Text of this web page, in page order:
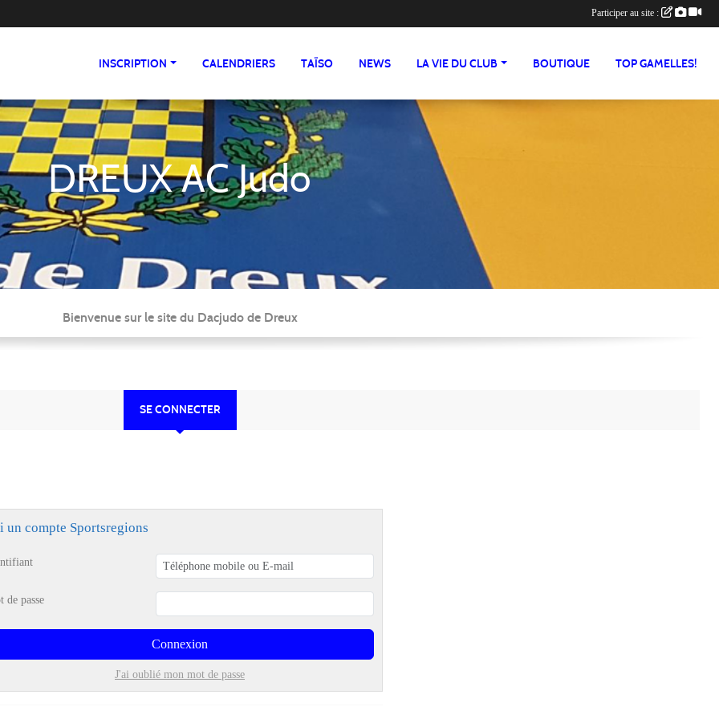
INSCRIPTION CALENDRIERS TAÏSO NEWS LA VIE DU CLUB BOUTIQUE TOP GAMELLES!
DREUX AC Judo
Bienvenue sur le site du Dacjudo de Dreux
SE CONNECTER
un compte Sportsregions
de passe
Connexion
J'ai oublié mon mot de passe
Participer au site :